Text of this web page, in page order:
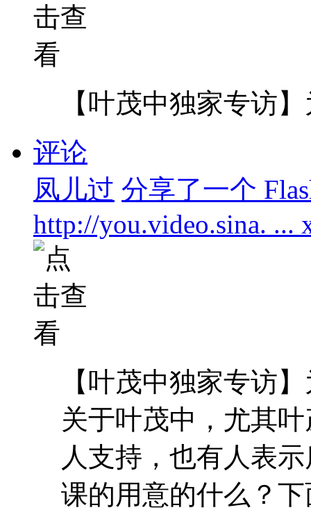
【叶茂中独家专访
评论
凤儿过 分享了一个
http://you.video.sina. ...
【叶茂中独家专访
关于叶茂中，尤其
人支持，也有人表
课的用意的什么？